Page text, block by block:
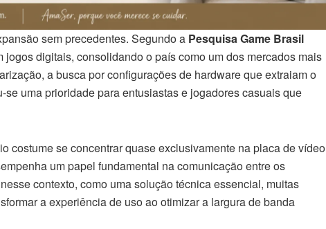
sem precedentes. Segundo a Pesquisa Game Brasil
jogos digitais, consolidando o país como um dos mercados mais
a busca por configurações de hardware que extraiam o
uma prioridade para entusiastas e jogadores casuais que
costume se concentrar quase exclusivamente na placa de vídeo
um papel fundamental na comunicação entre os
contexto, como uma solução técnica essencial, muitas
a experiência de uso ao otimizar a largura de banda